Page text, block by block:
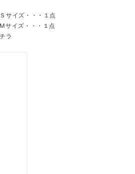
サイズ・・・１点
・１点
ラ